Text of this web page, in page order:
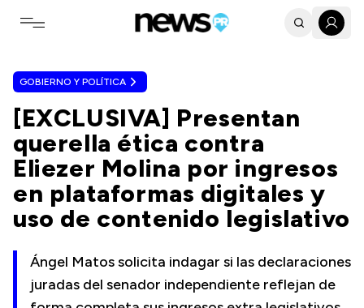
Toggle navigation menu
GOBIERNO Y POLÍTICA
[EXCLUSIVA] Presentan
querella ética contra
Eliezer Molina por ingresos
en plataformas digitales y
uso de contenido legislativo
Ángel Matos solicita indagar si las declaraciones
juradas del senador independiente reflejan de